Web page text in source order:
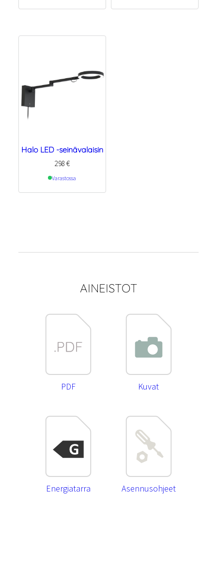
Halo LED -seinävalaisin
298 €
Varastossa
AINEISTOT
PDF Kuvat
Energiatarra Asennusohjeet